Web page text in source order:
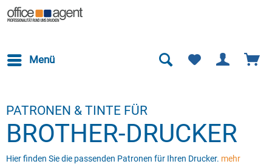
Menü
PATRONEN & TINTE FÜR
BROTHER-DRUCKER
Hier finden Sie die passenden Patronen für Ihren Drucker. mehr